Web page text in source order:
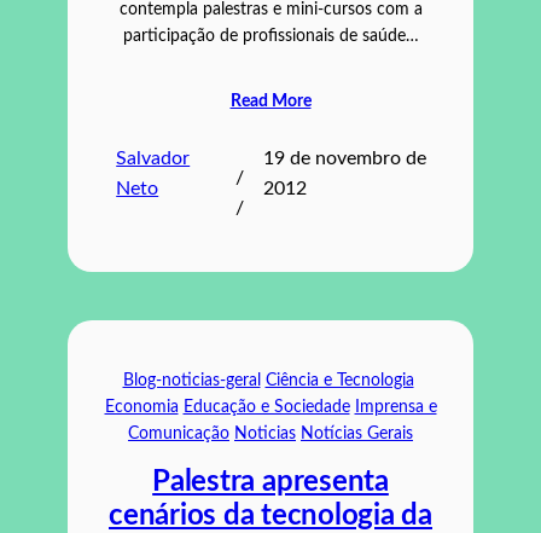
contempla palestras e mini-cursos com a
participação de profissionais de saúde…
Read More
Salvador
Neto
/
/
19 de novembro de
2012
Blog-noticias-geral Ciência e Tecnologia
Economia Educação e Sociedade
Imprensa e
Comunicação Noticias Notícias Gerais
Palestra apresenta
cenários da tecnologia da